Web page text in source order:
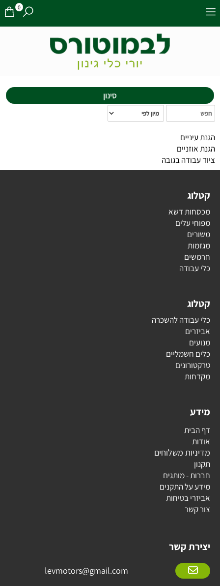
0
סינון
הגנת עיניים
הגנת אוזניים
ציוד עבודה בגובה
קטלוג
מכסחות דשא
מפוחי עלים
משורים
מגזמות
חרמשים
כלי עבודה
קטלוג
כלי עבודה להשכרה
אביזרים
מנועים
כלים חשמליים
טרקטורונים
מקדחות
מידע
דף הבית
אודות
מדיניות משלוחים
תקנון
חברות - מותגים
מידע על התקנים
אביזרי בטיחות
צור קשר
יצירת קשר
levmotors@gmail.com